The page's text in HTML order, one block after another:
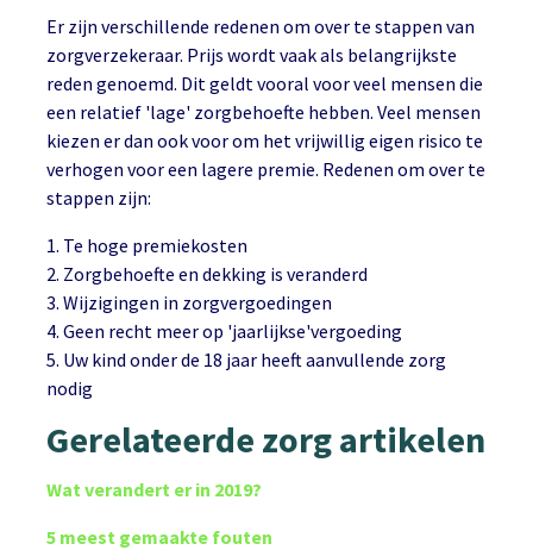
Er zijn verschillende redenen om over te stappen van
zorgverzekeraar. Prijs wordt vaak als belangrijkste
reden genoemd. Dit geldt vooral voor veel mensen die
een relatief 'lage' zorgbehoefte hebben. Veel mensen
kiezen er dan ook voor om het vrijwillig eigen risico te
verhogen voor een lagere premie. Redenen om over te
stappen zijn:
1. Te hoge premiekosten
2. Zorgbehoefte en dekking is veranderd
3. Wijzigingen in zorgvergoedingen
4. Geen recht meer op 'jaarlijkse'vergoeding
5. Uw kind onder de 18 jaar heeft aanvullende zorg
nodig
Gerelateerde zorg artikelen
Wat verandert er in 2019?
5 meest gemaakte fouten